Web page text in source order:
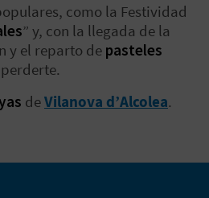
como la Festividad
” y, con la llegada de la
y el reparto de pasteles
deVilanova d’Alcolea.